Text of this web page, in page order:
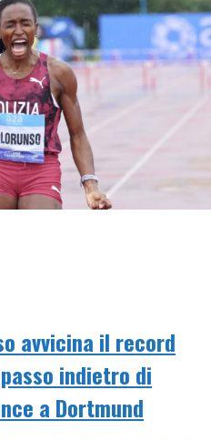
avvicina il record
indietro di
a Dortmund